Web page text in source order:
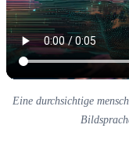
Eine durchsichtige